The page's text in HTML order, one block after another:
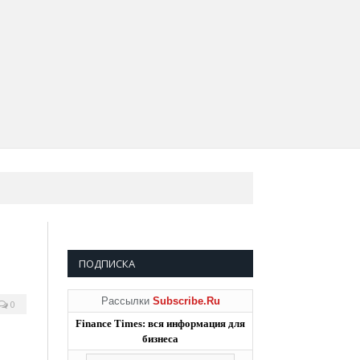
0
ПОДПИСКА
Рассылки Subscribe.Ru
Finance Times: вся информация для
бизнеса